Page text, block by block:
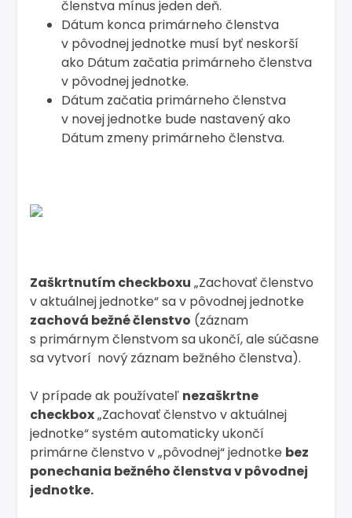
členstva mínus jeden deň.
Dátum konca primárneho členstva
v pôvodnej jednotke musí byť neskorší
ako Dátum začatia primárneho členstva
v pôvodnej jednotke.
Dátum začatia primárneho členstva
v novej jednotke bude nastavený ako
Dátum zmeny primárneho členstva.
Zaškrtnutím checkboxu „Zachovať členstvo
v aktuálnej jednotke“ sa v pôvodnej jednotke
zachová bežné členstvo (záznam
s primárnym členstvom sa ukončí, ale súčasne
sa vytvorí nový záznam bežného členstva).
V prípade ak používateľ nezaškrtne
checkbox„Zachovať členstvo v aktuálnej
jednotke“ systém automaticky ukončí
primárne členstvo v „pôvodnej“ jednotke bez
ponechania bežného členstva v pôvodnej
jednotke.